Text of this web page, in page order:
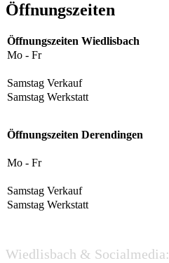
Öffnungszeiten
Öffnungszeiten Wiedlisbach
Mo - Fr
Samstag Verkauf
Samstag Werkstatt
Öffnungszeiten Derendingen
Mo - Fr
Samstag Verkauf
Samstag Werkstatt
Wiedlisbach & Socialmedia: